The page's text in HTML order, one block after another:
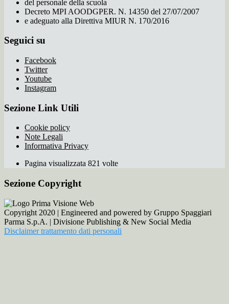
del personale della scuola
Decreto MPI AOODGPER. N. 14350 del 27/07/2007
e adeguato alla Direttiva MIUR N. 170/2016
Seguici su
Facebook
Twitter
Youtube
Instagram
Sezione Link Utili
Cookie policy
Note Legali
Informativa Privacy
Pagina visualizzata 821 volte
Sezione Copyright
Copyright 2020 | Engineered and powered by Gruppo Spaggiari
Parma S.p.A. | Divisione Publishing & New Social Media
Disclaimer trattamento dati personali